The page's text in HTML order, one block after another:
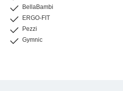
BellaBambi
ERGO-FIT
Pezzi
Gymnic